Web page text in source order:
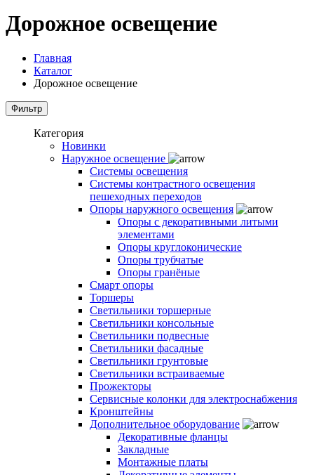
Дорожное освещение
Главная
Каталог
Дорожное освещение
Категория
Новинки
Наружное освещение
Системы освещения
Системы контрастного освещения
пешеходных переходов
Опоры наружного освещения
Опоры с декоративными литыми
элементами
Опоры круглоконические
Опоры трубчатые
Опоры гранёные
Смарт опоры
Торшеры
Светильники торшерные
Светильники консольные
Светильники подвесные
Светильники фасадные
Светильники грунтовые
Светильники встраиваемые
Прожекторы
Сервисные колонки для электроснабжения
Кронштейны
Дополнительное оборудование
Декоративные фланцы
Закладные
Монтажные платы